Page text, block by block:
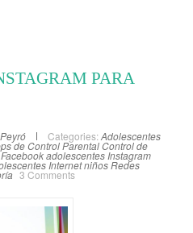
PARA
Categories: Adolescentes
de Control ParentalControl de
Facebook adolescentes Instagram
Internet niñosRedes
3 Comments